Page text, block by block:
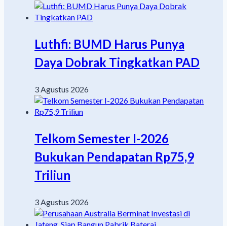
Luthfi: BUMD Harus Punya
Daya Dobrak Tingkatkan PAD
3 Agustus 2026
Telkom Semester I-2026
Bukukan Pendapatan Rp75,9
Triliun
3 Agustus 2026